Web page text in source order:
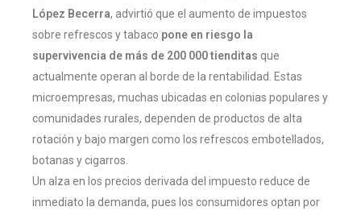
López Becerra, advirtió que el aumento de impuestos
sobre refrescos y tabaco pone en riesgo la
supervivencia de más de 200 000 tienditas que
actualmente operan al borde de la rentabilidad. Estas
microempresas, muchas ubicadas en colonias populares y
comunidades rurales, dependen de productos de alta
rotación y bajo margen como los refrescos embotellados,
botanas y cigarros.
Un alza en los precios derivada del impuesto reduce de
inmediato la demanda, pues los consumidores optan por